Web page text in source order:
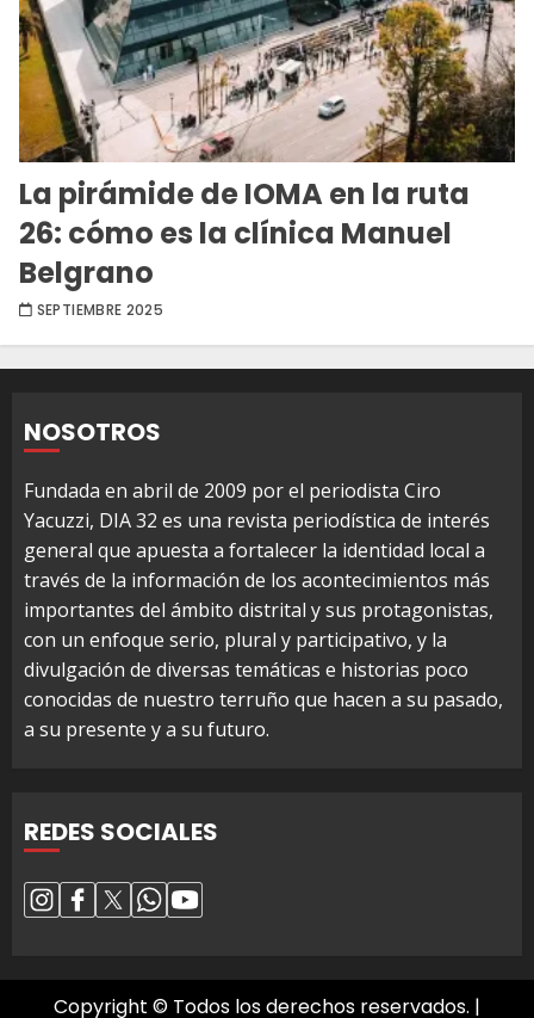
La pirámide de IOMA en la ruta
26: cómo es la clínica Manuel
Belgrano
SEPTIEMBRE 2025
NOSOTROS
Fundada en abril de 2009 por el periodista Ciro
Yacuzzi, DIA 32 es una revista periodística de interés
general que apuesta a fortalecer la identidad local a
través de la información de los acontecimientos más
importantes del ámbito distrital y sus protagonistas,
con un enfoque serio, plural y participativo, y la
divulgación de diversas temáticas e historias poco
conocidas de nuestro terruño que hacen a su pasado,
a su presente y a su futuro.
REDES SOCIALES
Copyright © Todos los derechos reservados. |